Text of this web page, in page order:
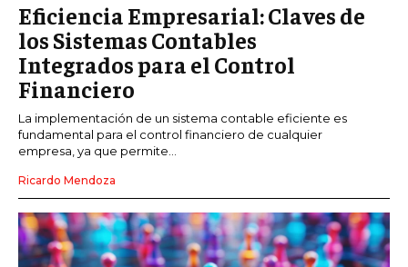
Eficiencia Empresarial: Claves de
los Sistemas Contables
Integrados para el Control
Financiero
La implementación de un sistema contable eficiente es
fundamental para el control financiero de cualquier
empresa, ya que permite...
Ricardo Mendoza